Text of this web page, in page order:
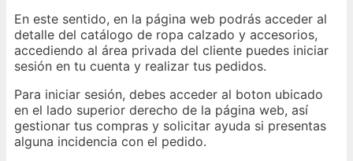
En este sentido, en la página web podrás acceder al
detalle del catálogo de ropa calzado y accesorios,
accediendo al área privada del cliente puedes iniciar
sesión en tu cuenta y realizar tus pedidos.
Para iniciar sesión, debes acceder al boton ubicado
en el lado superior derecho de la página web, así
gestionar tus compras y solicitar ayuda si presentas
alguna incidencia con el pedido.